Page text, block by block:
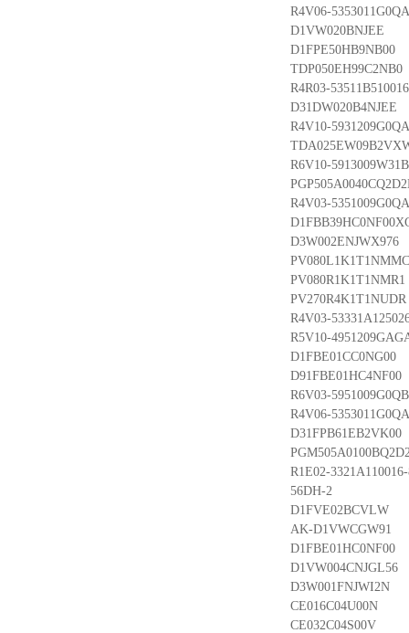
R4V06-
D1VW020BNJEE
D1FPE50HB9NB00
TDP050EH99C2NB0
R4R03-
D31DW020B4NJEE
R4V10-
R6V10-
R4V03-
D3W002ENJWX976
PV080L1K1T1NMMC
PV080R1K1T1NMR1
PV270R4K1T1NUDR
R4V03-
R5V10-
D1FBE01CC0NG00
D91FBE01HC4NF00
R6V03-
R4V06-
D31FPB61EB2VK00
R1E02-
56DH-2
D1FVE02BCVLW
AK-D1VWCGW91
D1FBE01HC0NF00
D1VW004CNJGL56
D3W001FNJWI2N
CE016C04U00N
CE032C04S00V